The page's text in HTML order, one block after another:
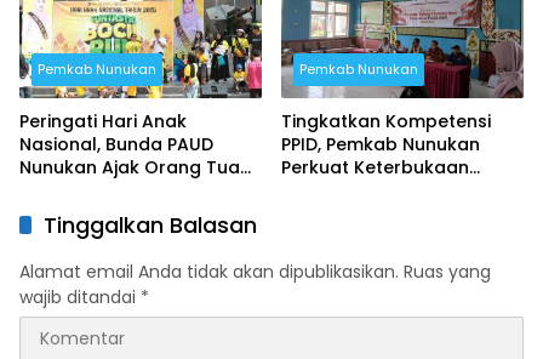
Pemkab Nunukan
Peringati Hari Anak
Nasional, Bunda PAUD
Nunukan Ajak Orang Tua
Berolahraga
Pemkab Nunukan
Tingkatkan Kompetensi
PPID, Pemkab Nunukan
Perkuat Keterbukaan
Tinggalkan Balasan
Alamat email Anda tidak akan dipublikasikan. Ruas yang
wajib ditandai *